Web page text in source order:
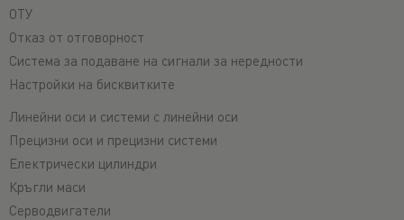
ОТУ
Отказ от отговорност
Система за подаване на сигнали за нередности
Настройки на бисквитките
Линейни оси и системи с линейни оси
Прецизни оси и прецизни системи
Електрически цилиндри
Кръгли маси
Серводвигатели